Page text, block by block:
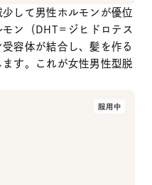
して男性ホルモンが優位
ン（DHT＝ジヒドロテス
容体が結合し、髪を作る
す。これが女性男性型脱